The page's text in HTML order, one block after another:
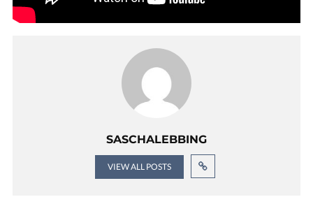
SASCHALEBBING
VIEW ALL POSTS